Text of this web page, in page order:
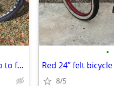
Fuji Shangri-La w/ original zippered snap to frame bag
•
Red 24” felt bicycle
8/5